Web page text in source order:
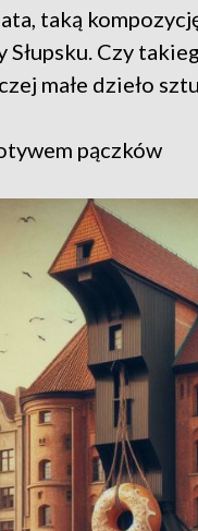
taką
Czy
małe dzieło
pączków